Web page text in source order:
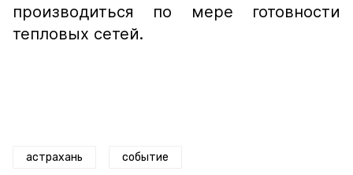
производиться по мере готовности
тепловых сетей.
астрахань событие